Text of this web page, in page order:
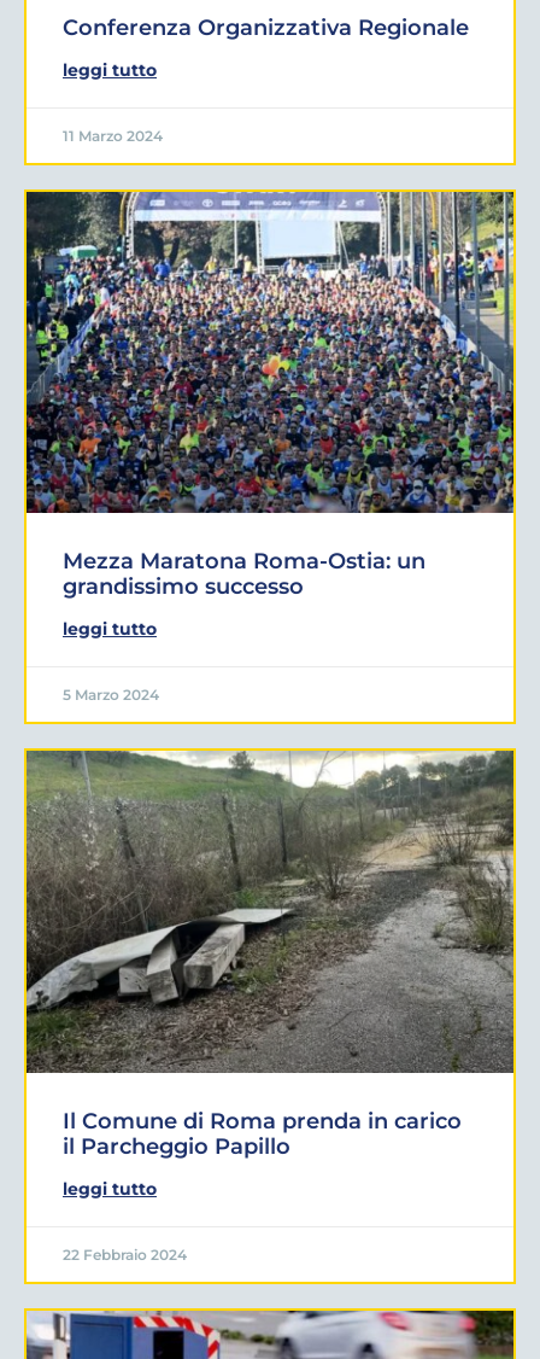
Conferenza Organizzativa Regionale
leggi tutto
11 Marzo 2024
Mezza Maratona Roma-Ostia: un
grandissimo successo
leggi tutto
5 Marzo 2024
Il Comune di Roma prenda in carico
il Parcheggio Papillo
leggi tutto
22 Febbraio 2024